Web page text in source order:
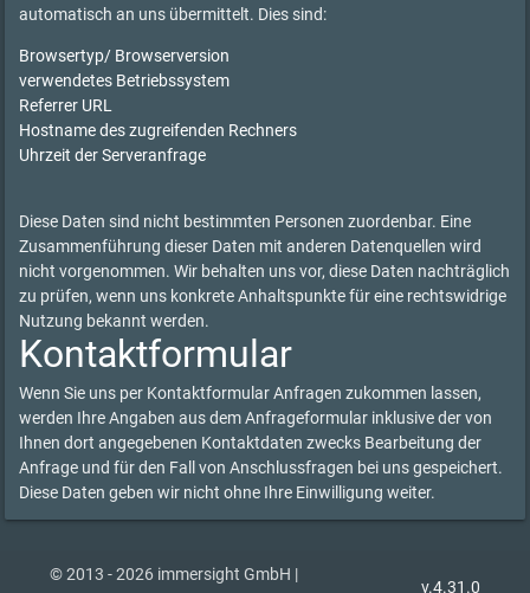
automatisch an uns übermittelt. Dies sind:
Browsertyp/ Browserversion
verwendetes Betriebssystem
Referrer URL
Hostname des zugreifenden Rechners
Uhrzeit der Serveranfrage
Diese Daten sind nicht bestimmten Personen zuordenbar. Eine
Zusammenführung dieser Daten mit anderen Datenquellen wird
nicht vorgenommen. Wir behalten uns vor, diese Daten nachträglich
zu prüfen, wenn uns konkrete Anhaltspunkte für eine rechtswidrige
Nutzung bekannt werden.
Kontaktformular
Wenn Sie uns per Kontaktformular Anfragen zukommen lassen,
werden Ihre Angaben aus dem Anfrageformular inklusive der von
Ihnen dort angegebenen Kontaktdaten zwecks Bearbeitung der
Anfrage und für den Fall von Anschlussfragen bei uns gespeichert.
Diese Daten geben wir nicht ohne Ihre Einwilligung weiter.
© 2013 - 2026 immersight GmbH |
v.4.31.0